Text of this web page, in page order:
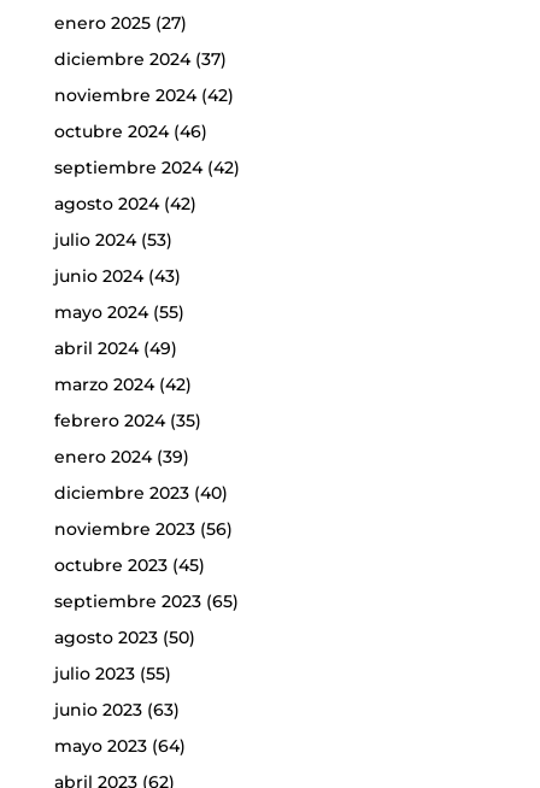
enero 2025(27)
diciembre 2024(37)
noviembre 2024(42)
octubre 2024(46)
septiembre 2024(42)
agosto 2024(42)
julio 2024(53)
junio 2024(43)
mayo 2024(55)
abril 2024(49)
marzo 2024(42)
febrero 2024(35)
enero 2024(39)
diciembre 2023(40)
noviembre 2023(56)
octubre 2023(45)
septiembre 2023(65)
agosto 2023(50)
julio 2023(55)
junio 2023(63)
mayo 2023(64)
abril 2023(62)